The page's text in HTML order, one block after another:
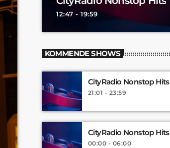
12:47 - 19:59
KOMMENDE SHOWS
CityRadio Nonstop Hits
21:01 - 23:59
CityRadio Nonstop Hits
00:00 - 06:00